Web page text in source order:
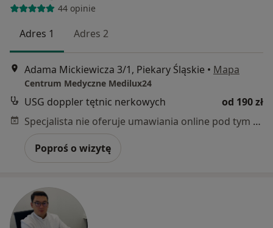
44 opinie
Adres 1 Adres 2
Adama Mickiewicza 3/1, Piekary Śląskie • Mapa
Centrum Medyczne Medilux24
USG doppler tętnic nerkowych
od 190 zł
Specjalista nie oferuje umawiania online pod tym adresem.
Poproś o wizytę